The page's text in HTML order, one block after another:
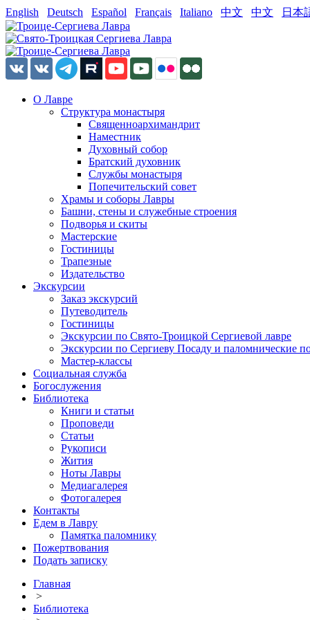
English Deutsch Español Français Italiano 中文 中文 日本
О Лавре
Структура монастыря
Священноархимандрит
Наместник
Духовный собор
Братский духовник
Службы монастыря
Попечительский совет
Храмы и соборы Лавры
Башни, стены и служебные строения
Подворья и скиты
Мастерские
Гостиницы
Трапезные
Издательство
Экскурсии
Заказ экскурсий
Путеводитель
Гостиницы
Экскурсии по Свято-Троицкой Сергиевой лавре
Экскурсии по Сергиеву Посаду и паломнические
Мастер-классы
Социальная служба
Богослужения
Библиотека
Книги и статьи
Проповеди
Статьи
Рукописи
Жития
Ноты Лавры
Медиагалерея
Фотогалерея
Контакты
Едем в Лавру
Памятка паломнику
Пожертвования
Подать записку
Главная
>
Библиотека